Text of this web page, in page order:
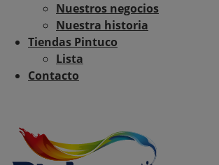
Nuestros negocios
Nuestra historia
Tiendas Pintuco
Lista
Contacto